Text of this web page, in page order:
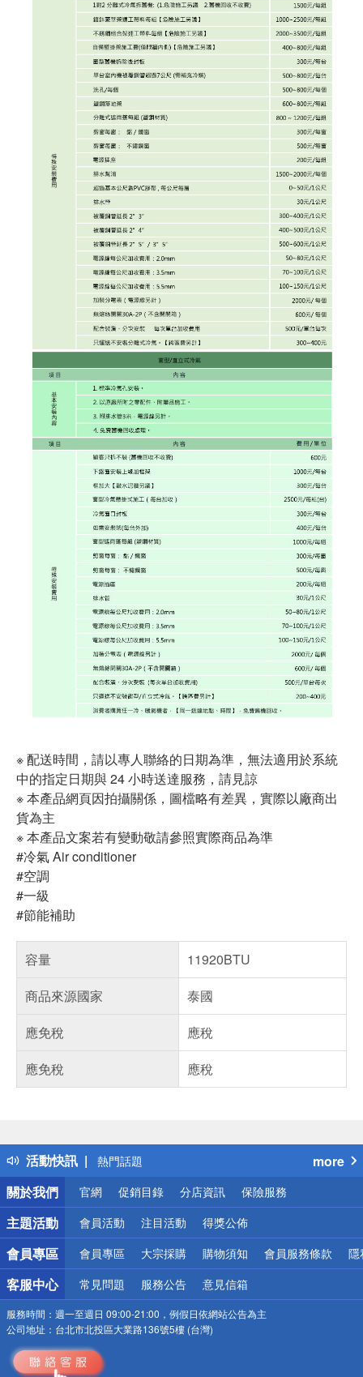
※ 配送時間，請以專人聯絡的日期為準，無法適用於系統
中的指定日期與 24 小時送達服務，請見諒
※ 本產品網頁因拍攝關係，圖檔略有差異，實際以廠商出
貨為主
※ 本產品文案若有變動敬請參照實際商品為準
#冷氣 Air conditioner
#空調
#一級
#節能補助
容量
11920BTU
商品來源國家
泰國
應免稅
應稅
應免稅
應稅
活動快訊
得獎公告
熱門話題
銀行優惠
偏遠地區配送
詐騙網頁！請小心！
more
關於我們
官網 促銷目錄 分店資訊 保險服務
主題活動 會員活動 注目活動 得獎公佈
會員專區 會員專區 大宗採購 購物須知 會員服務條款 隱
客服中心 常見問題 服務公告 意見信箱
服務時間： 週一至週日 09:00-21:00，例假日依網站公告為主
公司地址： 台北市北投區大業路136號5樓 (台灣)